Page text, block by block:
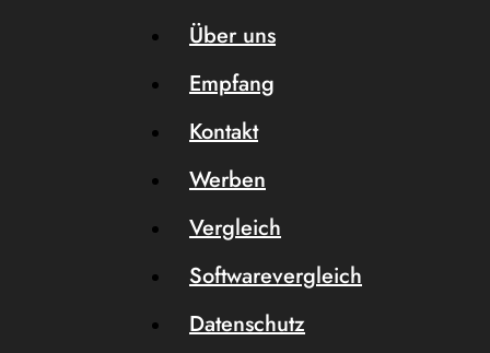
Über uns
Empfang
Kontakt
Werben
Vergleich
Softwarevergleich
Datenschutz